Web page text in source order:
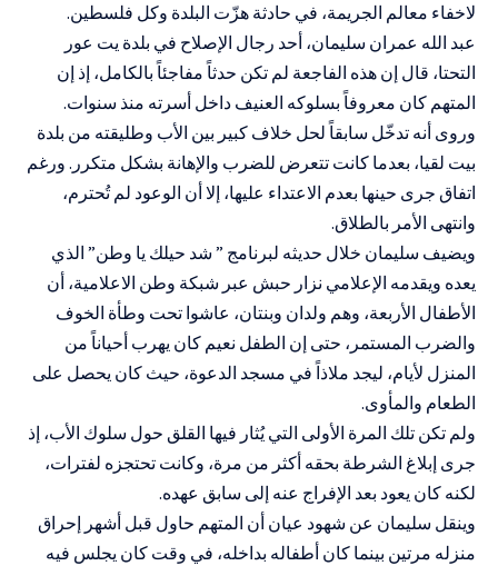
لاخفاء معالم الجريمة، في حادثة هزّت البلدة وكل فلسطين.
عبد الله عمران سليمان، أحد رجال الإصلاح في بلدة يت عور
التحتا، قال إن هذه الفاجعة لم تكن حدثاً مفاجئاً بالكامل، إذ إن
المتهم كان معروفاً بسلوكه العنيف داخل أسرته منذ سنوات.
وروى أنه تدخّل سابقاً لحل خلاف كبير بين الأب وطليقته من بلدة
بيت لقيا، بعدما كانت تتعرض للضرب والإهانة بشكل متكرر. ورغم
اتفاق جرى حينها بعدم الاعتداء عليها، إلا أن الوعود لم تُحترم،
وانتهى الأمر بالطلاق.
ويضيف سليمان خلال حديثه لبرنامج ” شد حيلك يا وطن” الذي
يعده ويقدمه الإعلامي نزار حبش عبر شبكة وطن الاعلامية، أن
الأطفال الأربعة، وهم ولدان وبنتان، عاشوا تحت وطأة الخوف
والضرب المستمر، حتى إن الطفل نعيم كان يهرب أحياناً من
المنزل لأيام، ليجد ملاذاً في مسجد الدعوة، حيث كان يحصل على
الطعام والمأوى.
ولم تكن تلك المرة الأولى التي يُثار فيها القلق حول سلوك الأب، إذ
جرى إبلاغ الشرطة بحقه أكثر من مرة، وكانت تحتجزه لفترات،
لكنه كان يعود بعد الإفراج عنه إلى سابق عهده.
وينقل سليمان عن شهود عيان أن المتهم حاول قبل أشهر إحراق
منزله مرتين بينما كان أطفاله بداخله، في وقت كان يجلس فيه